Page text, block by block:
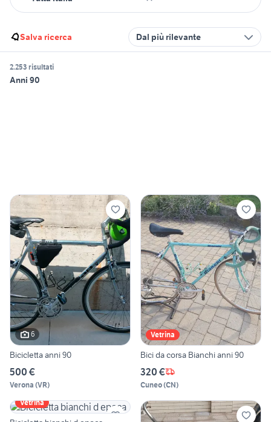
Salva ricerca Dal più rilevante
2.253 risultati
Anni 90
6
Bicicletta anni 90
500 €
Verona (VR)
Vetrina
Bici da corsa Bianchi anni 90
320 €
Cuneo(CN)
Vetrina